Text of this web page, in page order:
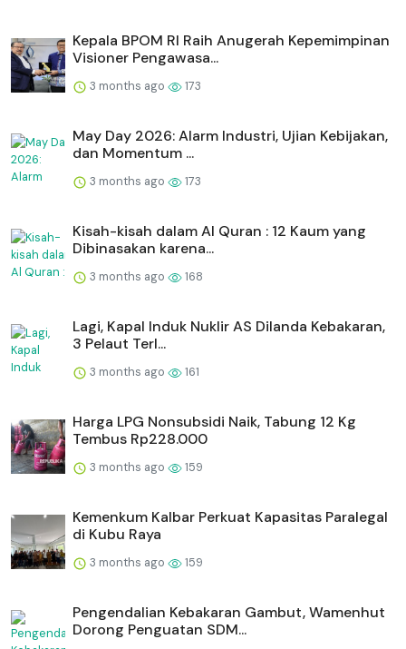
Kepala BPOM RI Raih Anugerah Kepemimpinan
Visioner Pengawasa...
3 months ago 173
May Day 2026: Alarm Industri, Ujian Kebijakan,
dan Momentum ...
3 months ago 173
Kisah-kisah dalam Al Quran : 12 Kaum yang
Dibinasakan karena...
3 months ago 168
Lagi, Kapal Induk Nuklir AS Dilanda Kebakaran,
3 Pelaut Terl...
3 months ago 161
Harga LPG Nonsubsidi Naik, Tabung 12 Kg
Tembus Rp228.000
3 months ago 159
Kemenkum Kalbar Perkuat Kapasitas Paralegal
di Kubu Raya
3 months ago 159
Pengendalian Kebakaran Gambut, Wamenhut
Dorong Penguatan SDM...